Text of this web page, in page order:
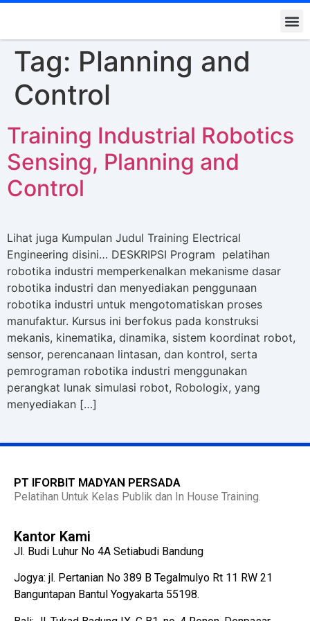
Tag: Planning and
Control
Training Industrial Robotics
Sensing, Planning and
Control
Lihat juga Kumpulan Judul Training Electrical
Engineering disini… DESKRIPSI Program pelatihan
robotika industri memperkenalkan mekanisme dasar
robotika industri dan menyediakan penggunaan
robotika industri untuk mengotomatiskan proses
manufaktur. Kursus ini berfokus pada konstruksi
mekanis, kinematika, dinamika, sistem koordinat robot,
sensor, perencanaan lintasan, dan kontrol, serta
pemrograman robotika industri menggunakan
perangkat lunak simulasi robot, Robologix, yang
menyediakan […]
PT IFORBIT MADYAN PERSADA
Pelatihan Untuk Kelas Publik dan In House Training.
Kantor Kami
Jl. Budi Luhur No 4A Setiabudi Bandung
Jogya: jl. Pertanian No 389 B Tegalmulyo Rt 11 RW 21
Banguntapan Bantul Yogyakarta 55198.